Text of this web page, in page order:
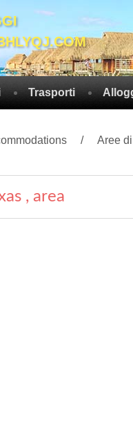
Trasporti
Aree
, area